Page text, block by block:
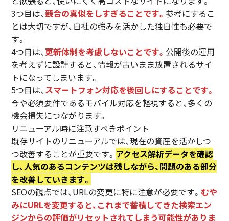
3つ目は、競合の真似をしすぎることです。参考にするこ
とは大切ですが、自社の強みを活かした独自性も必要で
す。
4つ目は、更新体制を考慮しないことです。 公開後の運用
を考えずに設計すると、情報が古いまま放置されるサイ
トになってしまいます。
5つ目は、スマートフォン対応を後回しにすることです。
今や必須要件であるモバイル対応を軽視すると、多くの
機会損失につながります。
リニューアル時に注意すべきポイント
既存サイトのリニューアルでは、現在の資産を活かしつ
つ改善することが重要です。 アクセス解析データを確認
し、人気のあるコンテンツは残しながら、問題のある部分
を改善していきます。
SEOの観点では、URLの変更に特に注意が必要です。 むや
みにURLを変更すると、これまで蓄積してきた検索エン
ジンからの評価がリセットされてしまう可能性がありま